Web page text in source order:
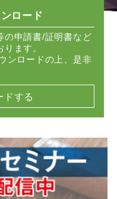
ロード
の申請書/証明書など
ます。
ンロードの上、是非
ドする